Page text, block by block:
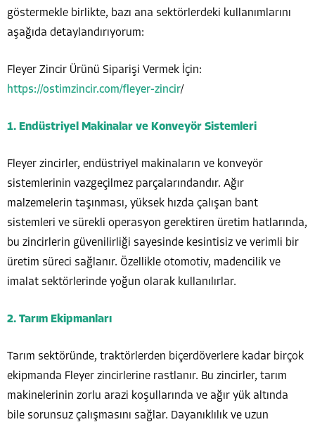
göstermekle birlikte, bazı ana sektörlerdeki kullanımlarını
aşağıda detaylandırıyorum:
Fleyer Zincir Ürünü Siparişi Vermek İçin:
https://ostimzincir.com/fleyer-zincir/
1. Endüstriyel Makinalar ve Konveyör Sistemleri
Fleyer zincirler, endüstriyel makinaların ve konveyör
sistemlerinin vazgeçilmez parçalarındandır. Ağır
malzemelerin taşınması, yüksek hızda çalışan bant
sistemleri ve sürekli operasyon gerektiren üretim hatlarında,
bu zincirlerin güvenilirliği sayesinde kesintisiz ve verimli bir
üretim süreci sağlanır. Özellikle otomotiv, madencilik ve
imalat sektörlerinde yoğun olarak kullanılırlar.
2. Tarım Ekipmanları
Tarım sektöründe, traktörlerden biçerdöverlere kadar birçok
ekipmanda Fleyer zincirlerine rastlanır. Bu zincirler, tarım
makinelerinin zorlu arazi koşullarında ve ağır yük altında
bile sorunsuz çalışmasını sağlar. Dayanıklılık ve uzun